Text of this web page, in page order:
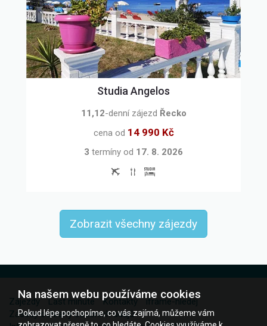
Studia Angelos
11,12-denní zájezd Řecko
cena od 14 990 Kč
3 termíny od 17. 8. 2026
Zobrazit všechny zájezdy
Zájezdy Last minute Kontakty
iframe-hledej
Zásady ochrany osobních údajů
Na našem webu používáme cookies
Pokud lépe pochopíme, co vás zajímá, můžeme vám